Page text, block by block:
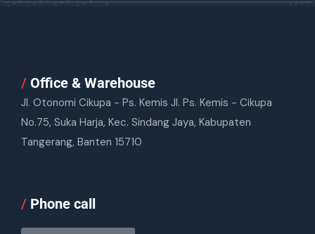
/ Office & Warehouse
Jl. Otonomi Cikupa - Ps. Kemis Jl. Ps. Kemis - Cikupa
No.75, Suka Harja, Kec. Sindang Jaya, Kabupaten
Tangerang, Banten 15710
/ Phone call